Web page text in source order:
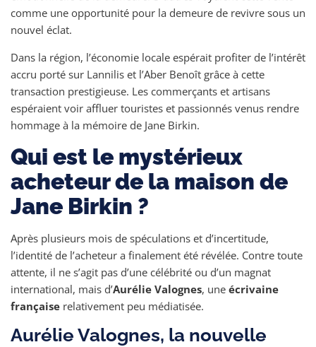
comme une opportunité pour la demeure de revivre sous un
nouvel éclat.
Dans la région, l’économie locale espérait profiter de l’intérêt
accru porté sur Lannilis et l’Aber Benoît grâce à cette
transaction prestigieuse. Les commerçants et artisans
espéraient voir affluer touristes et passionnés venus rendre
hommage à la mémoire de Jane Birkin.
Qui est le mystérieux
acheteur de la maison de
Jane Birkin ?
Après plusieurs mois de spéculations et d’incertitude,
l’identité de l’acheteur a finalement été révélée. Contre toute
attente, il ne s’agit pas d’une célébrité ou d’un magnat
international, mais d’Aurélie Valognes, une écrivaine
française relativement peu médiatisée.
Aurélie Valognes, la nouvelle